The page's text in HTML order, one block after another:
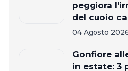
peggiora
del cuoio
04 Agosto 2026
Gonfiore
in estate: 3